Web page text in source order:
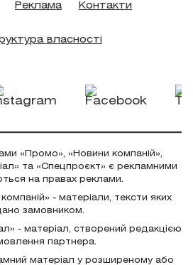
Реклама Контакти
власності
«Промо», «Новини компаній»,
та «Спецпроєкт» є рекламними
на правах реклами.
- матеріали, тексти яких
замовником.
- матеріал, створений редакцією
партнера.
матеріал у розширеному або